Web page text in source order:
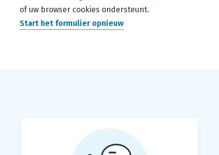
of uw browser cookies ondersteunt.
Start het formulier opnieuw